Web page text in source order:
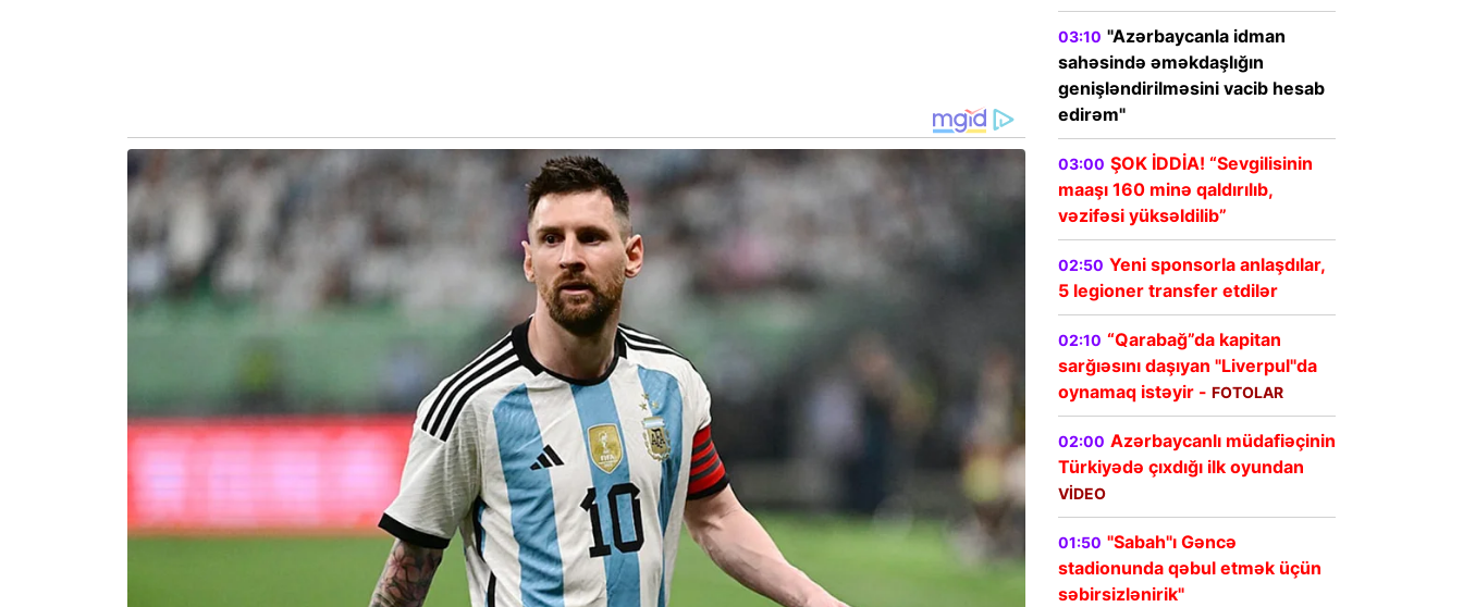
03:10 "Azərbaycanla idman
sahəsində əməkdaşlığın
genişləndirilməsini vacib hesab
edirəm"
03:00 ŞOK İDDİA! “Sevgilisinin
maaşı 160 minə qaldırılıb,
vəzifəsi yüksəldilib”
02:50 Yeni sponsorla anlaşdılar,
5 legioner transfer etdilər
02:10 “Qarabağ”da kapitan
sarğıəsını daşıyan "Liverpul"da
oynamaq istəyir - FOTOLAR
02:00 Azərbaycanlı müdafiəçinin
Türkiyədə çıxdığı ilk oyundan
VİDEO
01:50 "Sabah"ı Gəncə
stadionunda qəbul etmək üçün
səbirsizlənirik"